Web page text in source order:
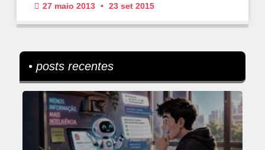
27 maio 2013 23 set 2015
• posts recentes